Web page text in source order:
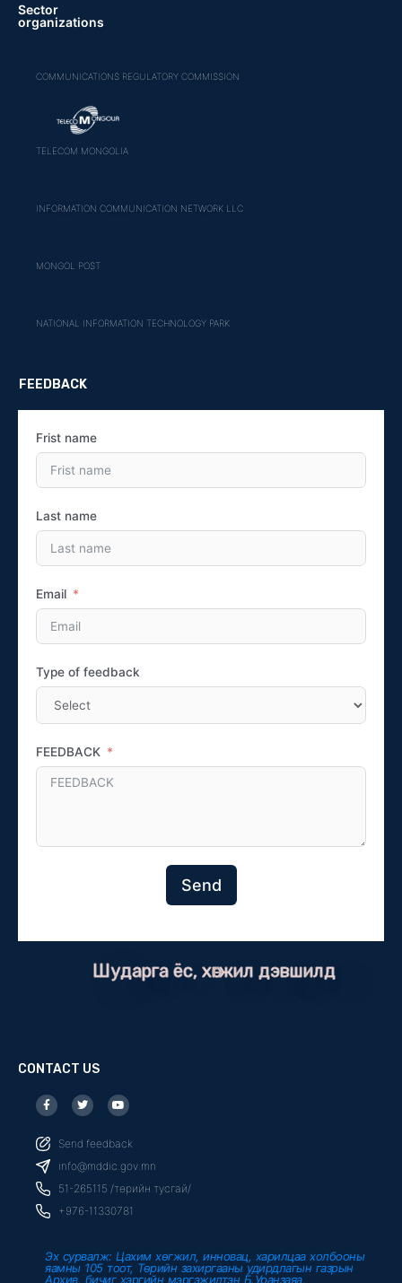
Sector
organizations
COMMUNICATIONS REGULATORY COMMISSION
TELECOM MONGOLIA
INFORMATION COMMUNICATION NETWORK LLC
MONGOL POST
NATIONAL INFORMATION TECHNOLOGY PARK
FEEDBACK
Frist name
Last name
Email
Type of feedback
FEEDBACK
Send
Шударга ёс, хөгжил дэвшилд
CONTACT US
F
a
c
b
o
o
k
f
T
w
i
t
r
Y
o
u
u
e
Send feedback
info@mddic.gov.mn
51-265115 /төрийн тусгай/
+976-11330781
Эх сурвалж: Цахим хөгжил, инновац, харилцаа холбооны
яамны 105 тоот, Төрийн захиргааны удирдлагын газрын
Архив, бичиг хэргийн мэргэжилтэн Б.Уранзаяа,